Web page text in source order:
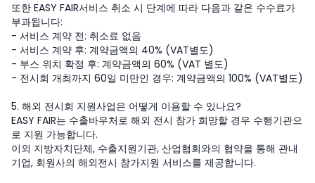
또한 EASY FAIR서비스 취소 시 단계에 따라 다음과 같은 수수료가
부과됩니다:
- 서비스 계약 전: 취소료 없음
- 서비스 계약 후: 계약금액의 40% (VAT별도)
- 부스 위치 확정 후: 계약금액의 60% (VAT 별도)
- 전시회 개최까지 60일 미만인 경우: 계약금액의 100% (VAT별도)
5. 해외 전시회 지원사업은 어떻게 이용할 수 있나요?
EASY FAIR는 수출바우처로 해외 전시 참가 희망할 경우 수행기관으
로 지원 가능합니다.
이외 지방자치단체, 수출지원기관, 산업협회와의 협약을 통해 관내
기업, 회원사의 해외전시 참가지원 서비스를 제공합니다.